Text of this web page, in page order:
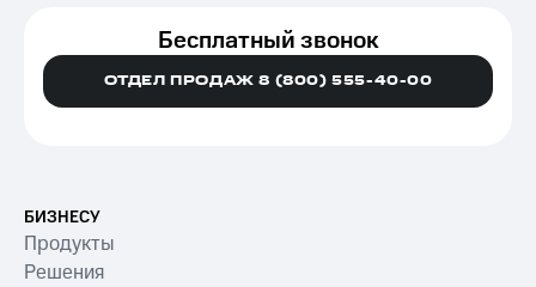
Бесплатный звонок
ОТДЕЛ ПРОДАЖ 8 (800) 555-40-00
БИЗНЕСУ
Продукты
Решения